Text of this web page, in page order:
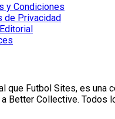
y Condiciones
de Privacidad
que Futbol Sites, es una
Better Collective. Todos